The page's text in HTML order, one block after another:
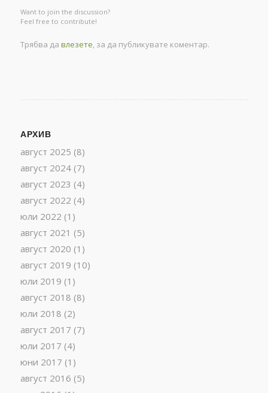
Want to join the discussion?
Feel free to contribute!
Трябва да влезете, за да публикувате коментар.
АРХИВ
август 2025 (8)
август 2024(7)
август 2023 (4)
август 2022 (4)
юли 2022 (1)
август 2021 (5)
август 2020 (1)
август 2019 (10)
юли 2019 (1)
август 2018 (8)
юли 2018 (2)
август 2017 (7)
юли 2017 (4)
юни 2017 (1)
август 2016 (5)